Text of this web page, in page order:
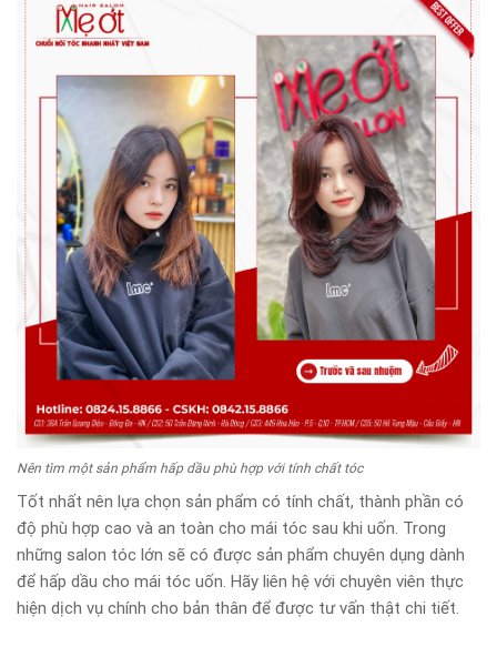
Nên tìm một sản phẩm hấp dầu phù hợp với tính chất tóc
Tốt nhất nên lựa chọn sản phẩm có tính chất, thành phần có
độ phù hợp cao và an toàn cho mái tóc sau khi uốn. Trong
những salon tóc lớn sẽ có được sản phẩm chuyên dụng dành
để hấp dầu cho mái tóc uốn. Hãy liên hệ với chuyên viên thực
hiện dịch vụ chính cho bản thân để được tư vấn thật chi tiết.